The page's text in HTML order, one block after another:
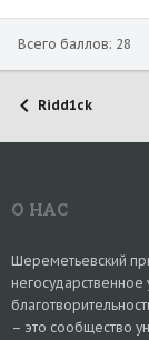
Всего баллов: 28
Ridd1ck
О НАС
Шереметьевский
– это сообщество